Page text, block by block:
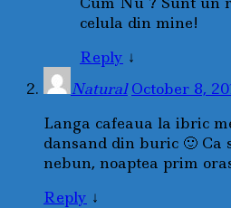
celula din mine!
Reply ↓
Natural October 8,
Langa cafeaua la ibric
dansand din buric 🙂 Ca
nebun, noaptea prim
Reply ↓